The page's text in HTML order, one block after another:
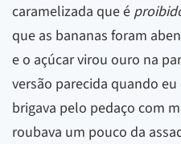
caramelizada que é
que as bananas foram
e o açúcar virou ouro na
versão parecida quando
brigava pelo pedaço com
roubava um pouco da